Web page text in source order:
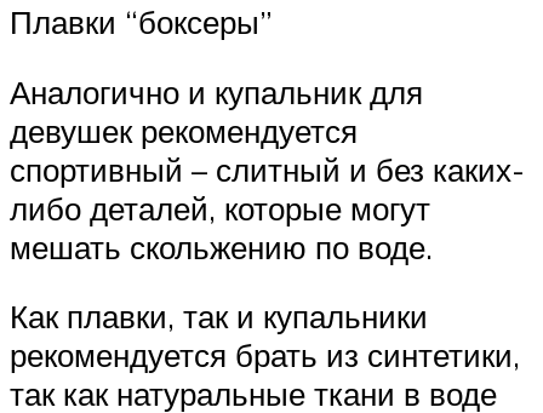
Плавки “боксеры”
Аналогично и купальник для
девушек рекомендуется
спортивный – слитный и без каких-
либо деталей, которые могут
мешать скольжению по воде.
Как плавки, так и купальники
рекомендуется брать из синтетики,
так как натуральные ткани в воде